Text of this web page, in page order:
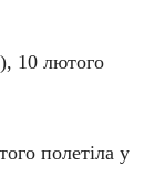
10 лютого
полетіла у